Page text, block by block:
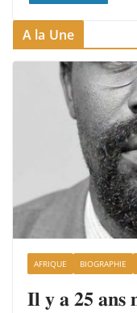
A la Une
AFRIQUE BIOGRAPHIE
𝐈𝐥 𝐲 𝐚 𝟐𝟓